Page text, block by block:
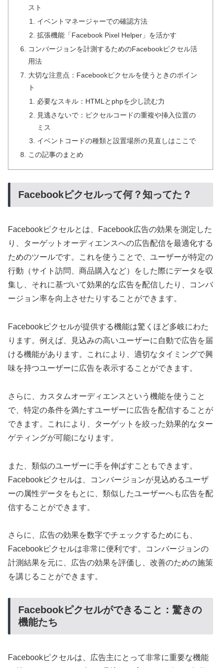
スト
イベントマネージャーでの確認方法
拡張機能「Facebook Pixel Helper」を活かす
コンバージョンを計測するためのFacebookピクセル活
用法
大切な注意点：Facebookピクセルを使うときのポイン
ト
必要なスキル：HTMLとphpを少し読む力
見逃さないで：ピクセルコードの重複や挿入位置の
ミス
イベントコードの種類と設置場所の見直しはここで
この記事のまとめ
Facebookピクセルって何？知ってた？
Facebookピクセルとは、Facebook広告の効果を測定した
り、ターゲットオーディエンスへの広告配信を最適化する
ためのツールです。これを使うことで、ユーザーが特定の
行動（サイト訪問、商品購入など）をした際にデータを収
集し、それに基づいて効果的な広告を配信したり、コンバ
ージョン率を向上させたりすることができます。
Facebookピクセルが提供する機能は驚くほど多岐にわた
ります。例えば、見込みの高いユーザーに自動で広告を届
ける機能があります。これにより、適切なタイミングで興
味を持つユーザーに広告を表示することができます。
さらに、カスタムオーディエンスという機能を使うこと
で、特定の条件を満たすユーザーに広告を配信することが
できます。これにより、ターゲットを絞った効果的なター
ゲティングが可能になります。
また、類似のユーザーに手を伸ばすこともできます。
Facebookピクセルは、コンバージョンが見込めるユーザ
ーの属性データをもとに、類似したユーザーへも広告を配
信することができます。
さらに、広告の効果を数字でチェックするためにも、
Facebookピクセルは非常に便利です。コンバージョンの
計測結果を元に、広告の効果を評価し、改善のための施策
を講じることができます。
Facebookピクセルができること：驚きの
機能たち
Facebookピクセルは、広告主にとって非常に重要な機能